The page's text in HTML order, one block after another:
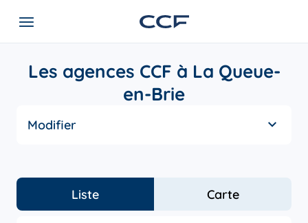
Les agences CCF à La Queue-
en-Brie
Modifier
Liste Carte